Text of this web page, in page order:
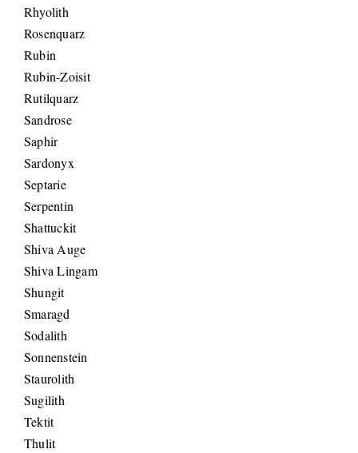
Rhyolith
Rosenquarz
Rubin
Rubin-Zoisit
Rutilquarz
Sandrose
Saphir
Sardonyx
Septarie
Serpentin
Shattuckit
Shiva Auge
Shiva Lingam
Shungit
Smaragd
Sodalith
Sonnenstein
Staurolith
Sugilith
Tektit
Thulit